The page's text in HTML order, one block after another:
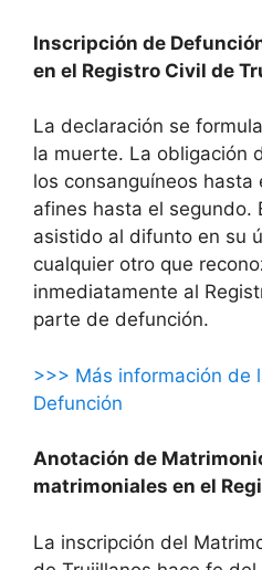
Inscripción de
en el Registro Civil de
La declaración se
la muerte. La obligación
los consanguíneos
afines hasta el segundo.
asistido al difunto en su
cualquier otro que
inmediatamente al
parte de defunción.
>>> Más información de
Defunción
Anotación de
matrimoniales en el
La inscripción del